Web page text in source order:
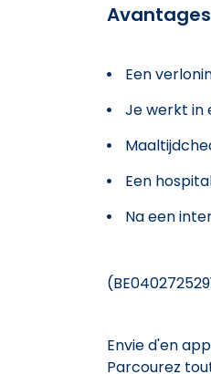
Een
Je werkt in
Een
Na een
Envie d'en
Parcourez